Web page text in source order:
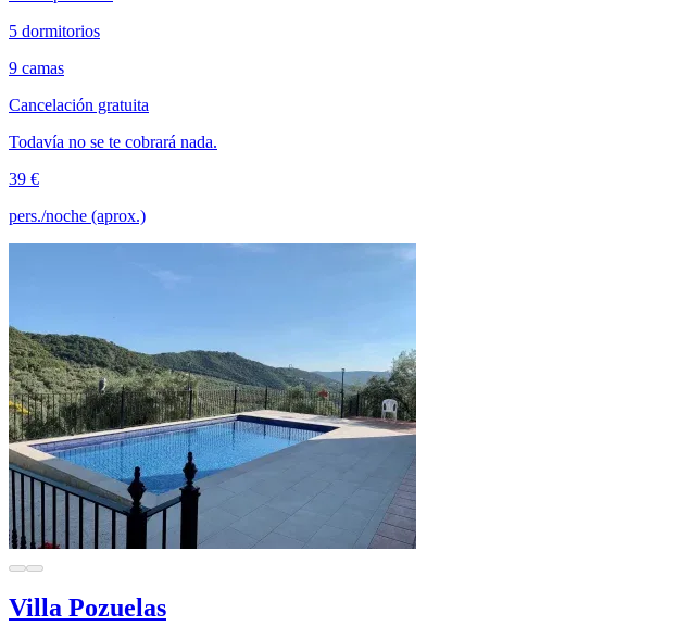
5 dormitorios
9 camas
Cancelación gratuita
Todavía no se te cobrará nada.
39 €
pers./noche (aprox.)
Villa Pozuelas